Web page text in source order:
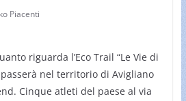
Piacenti
riguarda l’Eco Trail “Le Vie di
passerà nel territorio di Avigliano
Cinque atleti del paese al via